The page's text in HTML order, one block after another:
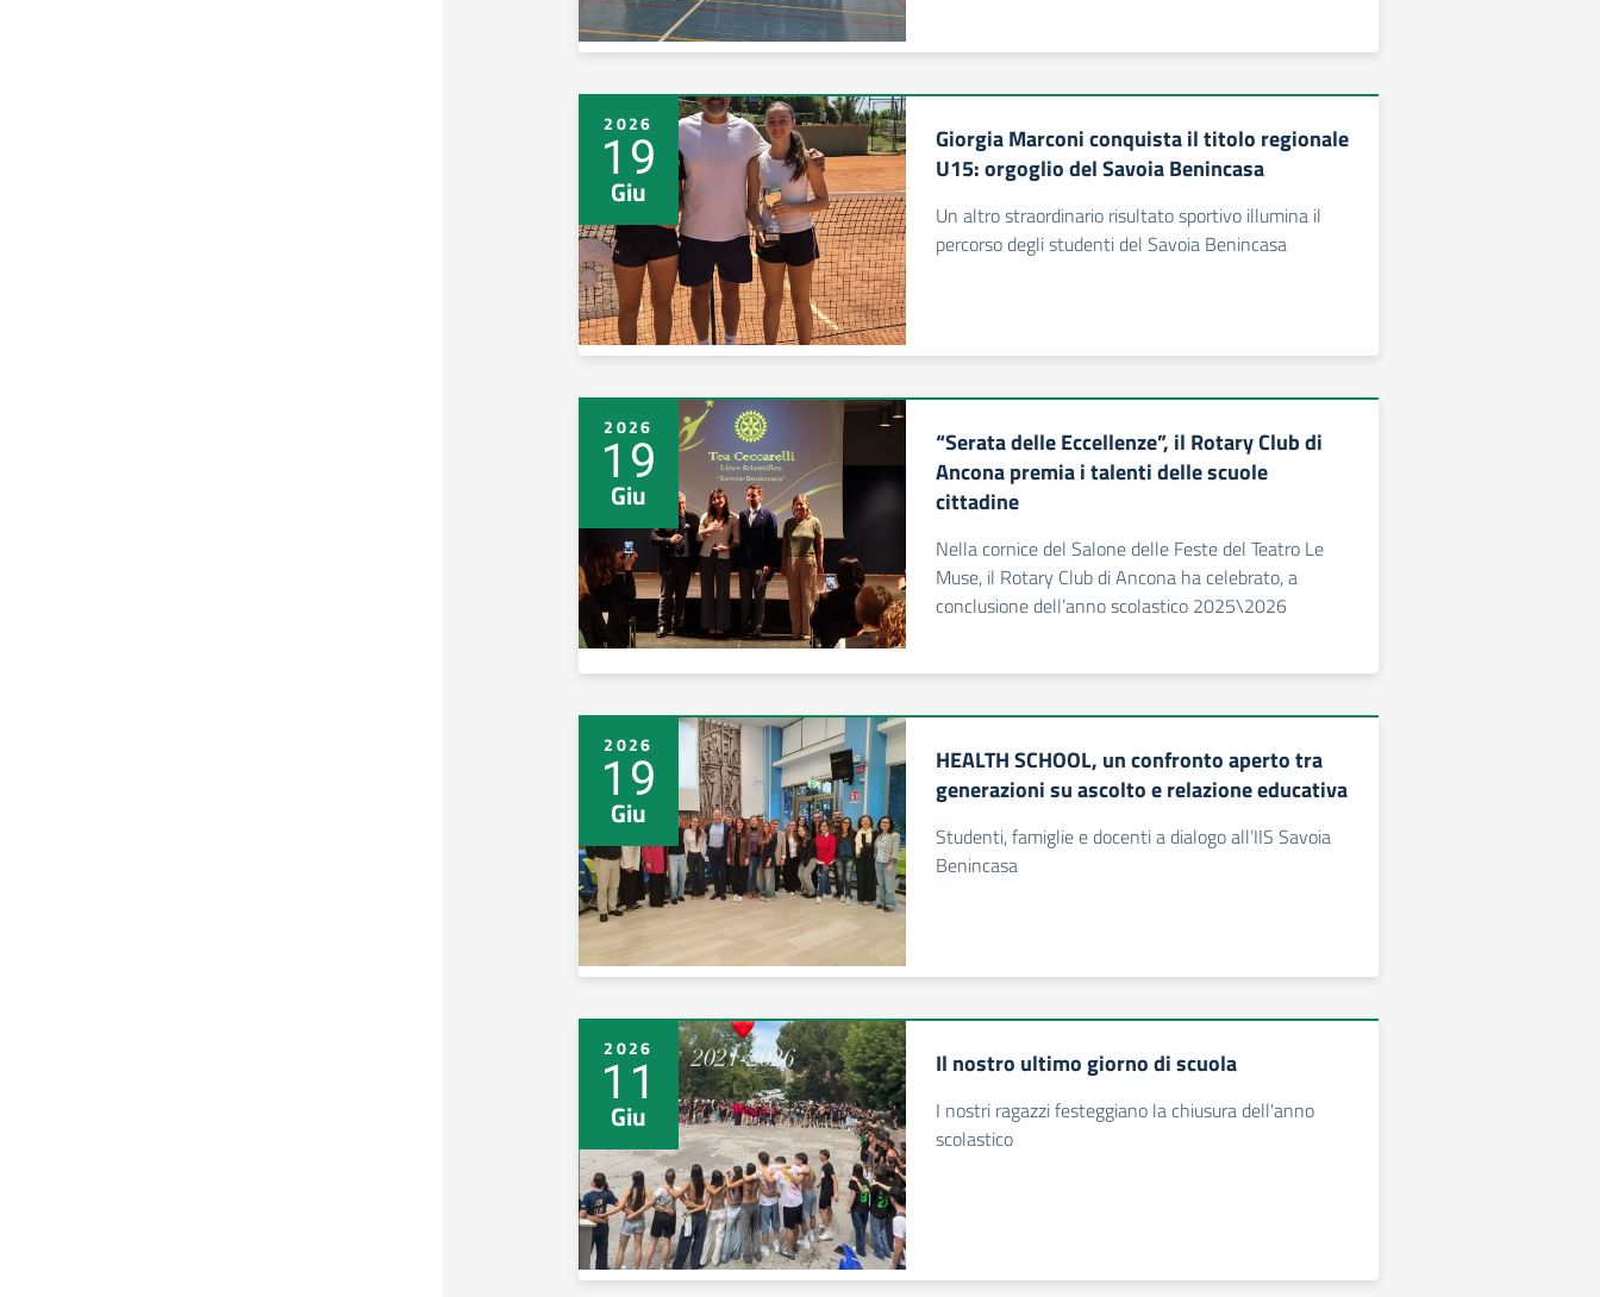
2026
19
Giu
Giorgia Marconi conquista il titolo regionale
U15: orgoglio del Savoia Benincasa
Un altro straordinario risultato sportivo illumina il
percorso degli studenti del Savoia Benincasa
2026
19
Giu
“Serata delle Eccellenze”, il Rotary Club di
Ancona premia i talenti delle scuole
cittadine
Nella cornice del Salone delle Feste del Teatro Le
Muse, il Rotary Club di Ancona ha celebrato, a
conclusione dell’anno scolastico 2025\2026
2026
19
Giu
HEALTH SCHOOL, un confronto aperto tra
generazioni su ascolto e relazione educativa
Studenti, famiglie e docenti a dialogo all’IIS Savoia
Benincasa
2026
11
Giu
Il nostro ultimo giorno di scuola
I nostri ragazzi festeggiano la chiusura dell'anno
scolastico